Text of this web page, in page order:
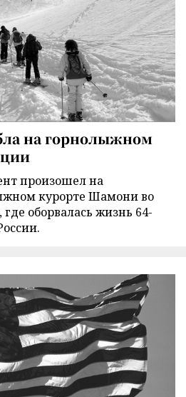
на горнолыжном
произошел на
курорте Шамони во
оборвалась жизнь 64-